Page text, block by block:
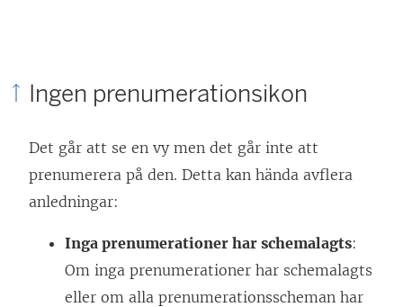
e
t
n
e
ö
p
Ingen prenumerationsikon
Det går att se en vy men det går inte att
prenumerera på den. Detta kan hända avflera
anledningar:
Inga prenumerationer har schemalagts:
Om inga prenumerationer har schemalagts
eller om alla prenumerationsscheman har